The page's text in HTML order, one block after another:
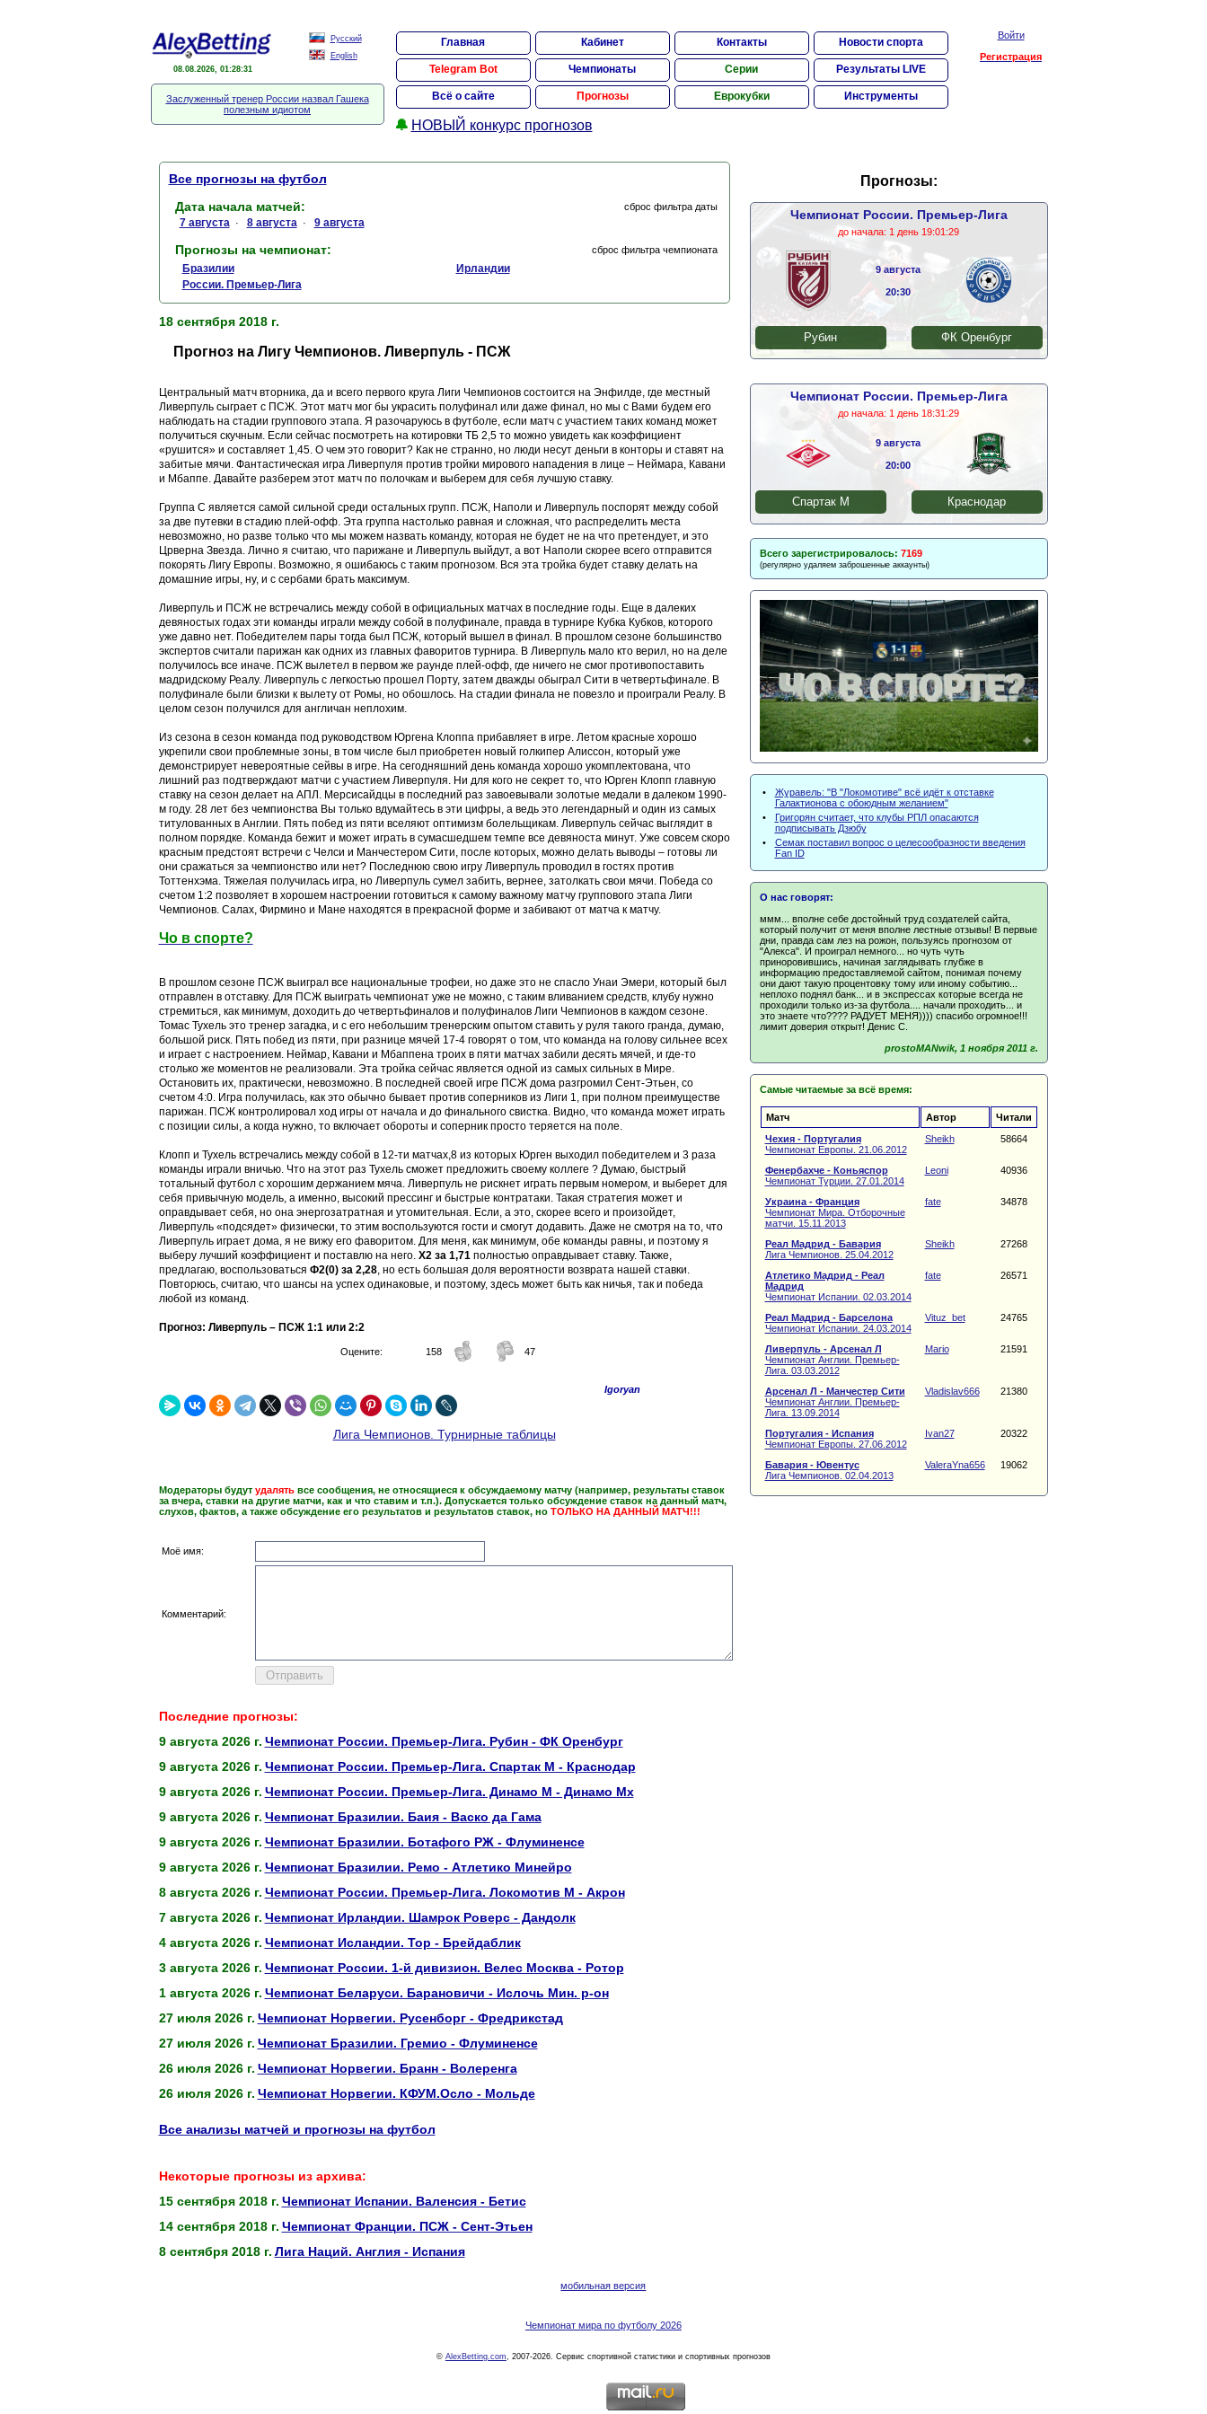
08.08.2026, 01:28:31
Русский
English
Главная Кабинет Контакты Новости спорта
Telegram Bot Чемпионаты Серии Результаты LIVE
Всё о сайте Прогнозы Еврокубки Инструменты
🔔 НОВЫЙ конкурс прогнозов
Войти
Регистрация
Заслуженный тренер России назвал Гашека
полезным идиотом
Все прогнозы на футбол
Дата начала матчей:
сброс фильтра даты
7 августа · 8 августа · 9 августа
Прогнозы на чемпионат: сброс фильтра чемпионата
Бразилии
Ирландии
России. Премьер-Лига
18 сентября 2018 г.
Прогноз на Лигу Чемпионов. Ливерпуль - ПСЖ
Центральный матч вторника, да и всего первого круга Лиги Чемпионов состоится на Энфилде, где местный
Ливерпуль сыграет с ПСЖ. Этот матч мог бы украсить полуфинал или даже финал, но мы с Вами будем его
наблюдать на стадии группового этапа. Я разочаруюсь в футболе, если матч с участием таких команд может
получиться скучным. Если сейчас посмотреть на котировки ТБ 2,5 то можно увидеть как коэффициент
«рушится» и составляет 1,45. О чем это говорит? Как не странно, но люди несут деньги в конторы и ставят на
забитые мячи. Фантастическая игра Ливерпуля против тройки мирового нападения в лице – Неймара, Кавани
и Мбаппе. Давайте разберем этот матч по полочкам и выберем для себя лучшую ставку.
Группа С является самой сильной среди остальных групп. ПСЖ, Наполи и Ливерпуль поспорят между собой
за две путевки в стадию плей-офф. Эта группа настолько равная и сложная, что распределить места
невозможно, но разве только что мы можем назвать команду, которая не будет не на что претендует, и это
Црверна Звезда. Лично я считаю, что парижане и Ливерпуль выйдут, а вот Наполи скорее всего отправится
покорять Лигу Европы. Возможно, я ошибаюсь с таким прогнозом. Вся эта тройка будет ставку делать на
домашние игры, ну, и с сербами брать максимум.
Ливерпуль и ПСЖ не встречались между собой в официальных матчах в последние годы. Еще в далеких
девяностых годах эти команды играли между собой в полуфинале, правда в турнире Кубка Кубков, которого
уже давно нет. Победителем пары тогда был ПСЖ, который вышел в финал. В прошлом сезоне большинство
экспертов считали парижан как одних из главных фаворитов турнира. В Ливерпуль мало кто верил, но на деле
получилось все иначе. ПСЖ вылетел в первом же раунде плей-офф, где ничего не смог противопоставить
мадридскому Реалу. Ливерпуль с легкостью прошел Порту, затем дважды обыграл Сити в четвертьфинале. В
полуфинале были близки к вылету от Ромы, но обошлось. На стадии финала не повезло и проиграли Реалу. В
целом сезон получился для англичан неплохим.
Из сезона в сезон команда под руководством Юргена Клоппа прибавляет в игре. Летом красные хорошо
укрепили свои проблемные зоны, в том числе был приобретен новый голкипер Алиссон, который уже
демонстрирует невероятные сейвы в игре. На сегодняшний день команда хорошо укомплектована, что
лишний раз подтверждают матчи с участием Ливерпуля. Ни для кого не секрет то, что Юрген Клопп главную
ставку на сезон делает на АПЛ. Мерсисайдцы в последний раз завоевывали золотые медали в далеком 1990-
м году. 28 лет без чемпионства Вы только вдумайтесь в эти цифры, а ведь это легендарный и один из самых
титулованных в Англии. Пять побед из пяти вселяют оптимизм болельщикам. Ливерпуль сейчас выглядит в
полном порядке. Команда бежит и может играть в сумасшедшем темпе все девяноста минут. Уже совсем скоро
красным предстоят встречи с Челси и Манчестером Сити, после которых, можно делать выводы – готовы ли
они сражаться за чемпионство или нет? Последнюю свою игру Ливерпуль проводил в гостях против
Тоттенхэма. Тяжелая получилась игра, но Ливерпуль сумел забить, вернее, затолкать свои мячи. Победа со
счетом 1:2 позволяет в хорошем настроении готовиться к самому важному матчу группового этапа Лиги
Чемпионов. Салах, Фирмино и Мане находятся в прекрасной форме и забивают от матча к матчу.
Чо в спорте?
В прошлом сезоне ПСЖ выиграл все национальные трофеи, но даже это не спасло Унаи Эмери, который был
отправлен в отставку. Для ПСЖ выиграть чемпионат уже не можно, с таким вливанием средств, клубу нужно
стремиться, как минимум, доходить до четвертьфиналов и полуфиналов Лиги Чемпионов в каждом сезоне.
Томас Тухель это тренер загадка, и с его небольшим тренерским опытом ставить у руля такого гранда, думаю,
большой риск. Пять побед из пяти, при разнице мячей 17-4 говорят о том, что команда на голову сильнее всех
и играет с настроением. Неймар, Кавани и Мбаппена троих в пяти матчах забили десять мячей, и где-то
столько же моментов не реализовали. Эта тройка сейчас является одной из самых сильных в Мире.
Остановить их, практически, невозможно. В последней своей игре ПСЖ дома разгромил Сент-Этьен, со
счетом 4:0. Игра получилась, как это обычно бывает против соперников из Лиги 1, при полном преимуществе
парижан. ПСЖ контролировал ход игры от начала и до финального свистка. Видно, что команда может играть
с позиции силы, а когда нужно, то включает обороты и соперник просто теряется на поле.
Клопп и Тухель встречались между собой в 12-ти матчах,8 из которых Юрген выходил победителем и 3 раза
команды играли вничью. Что на этот раз Тухель сможет предложить своему коллеге ? Думаю, быстрый
тотальный футбол с хорошим держанием мяча. Ливерпуль не рискнет играть первым номером, и выберет для
себя привычную модель, а именно, высокий прессинг и быстрые контратаки. Такая стратегия может и
оправдывает себя, но она энергозатратная и утомительная. Если, а это, скорее всего и произойдет,
Ливерпуль «подсядет» физически, то этим воспользуются гости и смогут додавить. Даже не смотря на то, что
Ливерпуль играет дома, я не вижу его фаворитом. Для меня, как минимум, обе команды равны, и поэтому я
выберу лучший коэффициент и поставлю на него. Х2 за 1,71полностью оправдывает ставку. Также,
предлагаю, воспользоваться Ф2(0) за 2,28, но есть большая доля вероятности возврата нашей ставки.
Повторюсь, считаю, что шансы на успех одинаковые, и поэтому, здесь может быть как ничья, так и победа
любой из команд.
Прогноз: Ливерпуль – ПСЖ 1:1 или 2:2
Оцените: 158 47
Igoryan
Лига Чемпионов. Турнирные таблицы
Модераторы будут удалятьвсе сообщения, не относящиеся к обсуждаемому матчу (например, результаты ставок
за вчера, ставки на другие матчи, как и что ставим и т.п.). Допускается только обсуждение ставок на данный матч,
слухов, фактов, а также обсуждение его результатов и результатов ставок, но ТОЛЬКО НА ДАННЫЙ МАТЧ!!!
Моё имя:
Комментарий:
Последние прогнозы:
9 августа 2026 г. Чемпионат России. Премьер-Лига. Рубин - ФК Оренбург
9 августа 2026 г. Чемпионат России. Премьер-Лига. Спартак М - Краснодар
9 августа 2026 г. Чемпионат России. Премьер-Лига. Динамо М - Динамо Мх
9 августа 2026 г. Чемпионат Бразилии. Баия - Васко да Гама
9 августа 2026 г. Чемпионат Бразилии. Ботафого РЖ - Флуминенсе
9 августа 2026 г. Чемпионат Бразилии. Ремо - Атлетико Минейро
8 августа 2026 г. Чемпионат России. Премьер-Лига. Локомотив М - Акрон
7 августа 2026 г. Чемпионат Ирландии. Шамрок Роверс - Дандолк
4 августа 2026 г. Чемпионат Исландии. Тор - Брейдаблик
3 августа 2026 г. Чемпионат России. 1-й дивизион. Велес Москва - Ротор
1 августа 2026 г. Чемпионат Беларуси. Барановичи - Ислочь Мин. р-он
27 июля 2026 г. Чемпионат Норвегии. Русенборг - Фредрикстад
27 июля 2026 г. Чемпионат Бразилии. Гремио - Флуминенсе
26 июля 2026 г. Чемпионат Норвегии. Бранн - Волеренга
26 июля 2026 г. Чемпионат Норвегии. КФУМ.Осло - Мольде
Все анализы матчей и прогнозы на футбол
Некоторые прогнозы из архива:
15 сентября 2018 г. Чемпионат Испании. Валенсия - Бетис
14 сентября 2018 г. Чемпионат Франции. ПСЖ - Сент-Этьен
8 сентября 2018 г. Лига Наций. Англия - Испания
Прогнозы:
Чемпионат России. Премьер-Лига
до начала: 1 день 19:01:29
9 августа
20:30
Рубин ФК Оренбург
Чемпионат России. Премьер-Лига
до начала: 1 день 18:31:29
9 августа
20:00
Спартак М Краснодар
Всего зарегистрировалось: 7169
(регулярно удаляем заброшенные аккаунты)
•
Журавель: "В "Локомотиве" всё идёт к отставке
Галактионова с обоюдным желанием"
•
Григорян считает, что клубы РПЛ опасаются
подписывать Дзюбу
•
Семак поставил вопрос о целесообразности введения
Fan ID
О нас говорят:
ммм... вполне себе достойный труд создателей сайта,
который получит от меня вполне лестные отзывы! В первые
дни, правда сам лез на рожон, пользуясь прогнозом от
"Алекса". И проиграл немного... но чуть чуть
приноровившись, начиная заглядывать глубже в
информацию предоставляемой сайтом, понимая почему
они дают такую процентовку тому или иному событию...
неплохо поднял банк... и в экспрессах которые всегда не
проходили только из-за футбола.... начали проходить... и
это знаете что???? РАДУЕТ МЕНЯ)))) спасибо огромное!!!
лимит доверия открыт! Денис С.
prostoMANwik, 1 ноября 2011 г.
Самые читаемые за всё время:
Матч Автор
Читали
Чехия - Португалия
Чемпионат Европы. 21.06.2012
Sheikh 58664
Фенербахче - Коньяспор
Чемпионат Турции. 27.01.2014
Leoni 40936
Украина - Франция
Чемпионат Мира. Отборочные
матчи. 15.11.2013
fate 34878
Реал Мадрид - Бавария
Лига Чемпионов. 25.04.2012
Sheikh 27268
Атлетико Мадрид - Реал
Мадрид
Чемпионат Испании. 02.03.2014
fate 26571
Реал Мадрид - Барселона
Чемпионат Испании. 24.03.2014
Vituz_bet 24765
Ливерпуль - Арсенал Л
Чемпионат Англии. Премьер-
Лига. 03.03.2012
Mario 21591
Арсенал Л - Манчестер Сити
Чемпионат Англии. Премьер-
Лига. 13.09.2014
Vladislav666 21380
Португалия - Испания
Чемпионат Европы. 27.06.2012
Ivan27 20322
Бавария - Ювентус
Лига Чемпионов. 02.04.2013
ValeraYna656 19062
мобильная версия
Чемпионат мира по футболу 2026
© AlexBetting.com, 2007-2026. Сервис спортивной статистики и спортивных прогнозов